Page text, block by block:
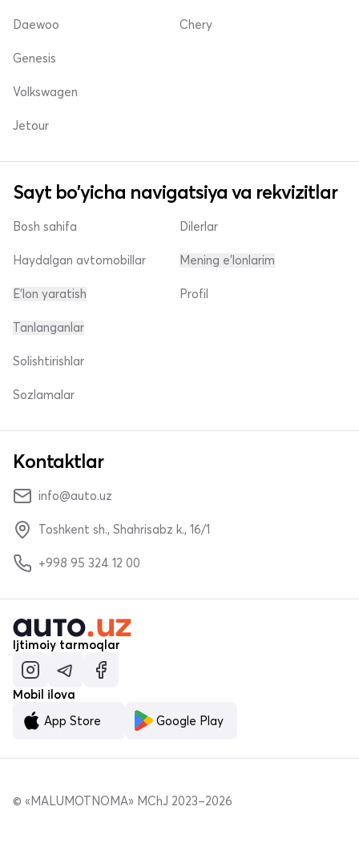
Daewoo Chery
Genesis
Volkswagen
Jetour
Sayt bo'yicha navigatsiya va rekvizitlar
Bosh sahifa
Haydalgan avtomobillar
E'lon yaratish
Dilerlar
Mening e'lonlarim
Profil
Tanlanganlar
Solishtirishlar
Sozlamalar
Kontaktlar
info@auto.uz
Toshkent sh., Shahrisabz k., 16/1
+998 95 324 12 00
Ijtimoiy tarmoqlar
Mobil ilova
App Store
Google Play
© «MALUMOTNOMA» MChJ 2023–2026